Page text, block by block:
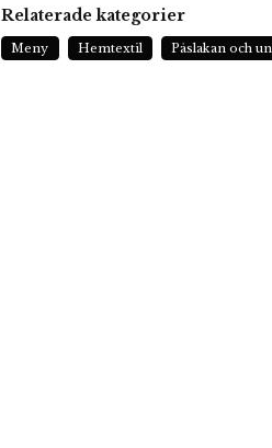
Relaterade kategorier
Meny Hemtextil Påslakan och